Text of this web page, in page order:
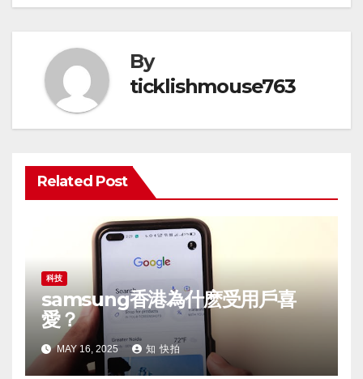
By
ticklishmouse763
Related Post
科技
samsung香港為什麽受用戶喜
愛？
MAY 16, 2025 知 快拍